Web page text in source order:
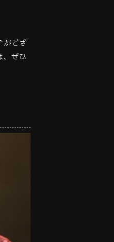
がござ
、ぜひ